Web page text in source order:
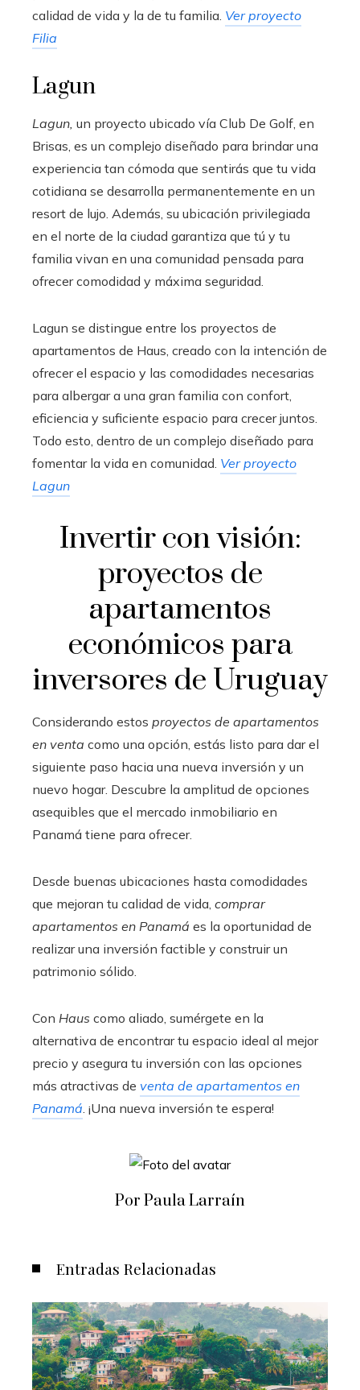
calidad de vida y la de tu familia. Ver proyecto
Filia
Lagun
Lagun, un proyecto ubicado vía Club De Golf, en
Brisas, es un complejo diseñado para brindar una
experiencia tan cómoda que sentirás que tu vida
cotidiana se desarrolla permanentemente en un
resort de lujo. Además, su ubicación privilegiada
en el norte de la ciudad garantiza que tú y tu
familia vivan en una comunidad pensada para
ofrecer comodidad y máxima seguridad.
Lagun se distingue entre los proyectos de
apartamentos de Haus, creado con la intención de
ofrecer el espacio y las comodidades necesarias
para albergar a una gran familia con confort,
eficiencia y suficiente espacio para crecer juntos.
Todo esto, dentro de un complejo diseñado para
fomentar la vida en comunidad. Ver proyecto
Lagun
Invertir con visión:
proyectos de
apartamentos
económicos para
inversores de Uruguay
Considerando estos proyectos de apartamentos
en venta como una opción, estás listo para dar el
siguiente paso hacia una nueva inversión y un
nuevo hogar. Descubre la amplitud de opciones
asequibles que el mercado inmobiliario en
Panamá tiene para ofrecer.
Desde buenas ubicaciones hasta comodidades
que mejoran tu calidad de vida, comprar
apartamentos en Panamá es la oportunidad de
realizar una inversión factible y construir un
patrimonio sólido.
Con Haus como aliado, sumérgete en la
alternativa de encontrar tu espacio ideal al mejor
precio y asegura tu inversión con las opciones
más atractivas de venta de apartamentos en
Panamá . ¡Una nueva inversión te espera!
Por Paula Larraín
Entradas Relacionadas